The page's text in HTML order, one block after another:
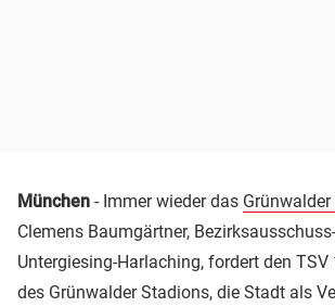
München - Immer wieder das
Clemens Baumgärtner,
Untergiesing-Harlaching, fordert den
des Grünwalder Stadions, die Stadt als